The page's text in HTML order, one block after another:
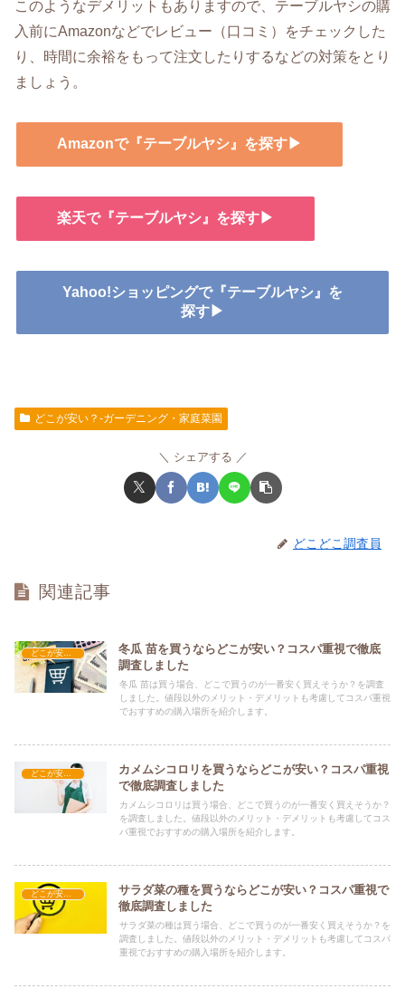
このようなデメリットもありますので、テーブルヤシの購
入前にAmazonなどでレビュー（口コミ）をチェックした
り、時間に余裕をもって注文したりするなどの対策をとり
ましょう。
Amazonで『テーブルヤシ』を探す▶
楽天で『テーブルヤシ』を探す▶
Yahoo!ショッピングで『テーブルヤシ』を
探す▶
どこが安い？-ガーデニング・家庭菜園
シェアする
どこどこ調査員
関連記事
どこが安い？-ガーデニング・家庭菜園
冬瓜 苗を買うならどこが安い？コスパ重視で徹底
調査しました
冬瓜 苗は買う場合、どこで買うのが一番安く買えそうか？を調査
しました。値段以外のメリット・デメリットも考慮してコスパ重視
でおすすめの購入場所を紹介します。
どこが安い？-ガーデニング・家庭菜園
カメムシコロリを買うならどこが安い？コスパ重視
で徹底調査しました
カメムシコロリは買う場合、どこで買うのが一番安く買えそうか？
を調査しました。値段以外のメリット・デメリットも考慮してコス
パ重視でおすすめの購入場所を紹介します。
どこが安い？-ガーデニング・家庭菜園
サラダ菜の種を買うならどこが安い？コスパ重視で
徹底調査しました
サラダ菜の種は買う場合、どこで買うのが一番安く買えそうか？を
調査しました。値段以外のメリット・デメリットも考慮してコスパ
重視でおすすめの購入場所を紹介します。